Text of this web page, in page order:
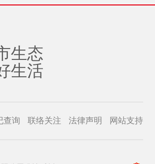
生态
生活
查询 联络关注 法律声明 网站支持